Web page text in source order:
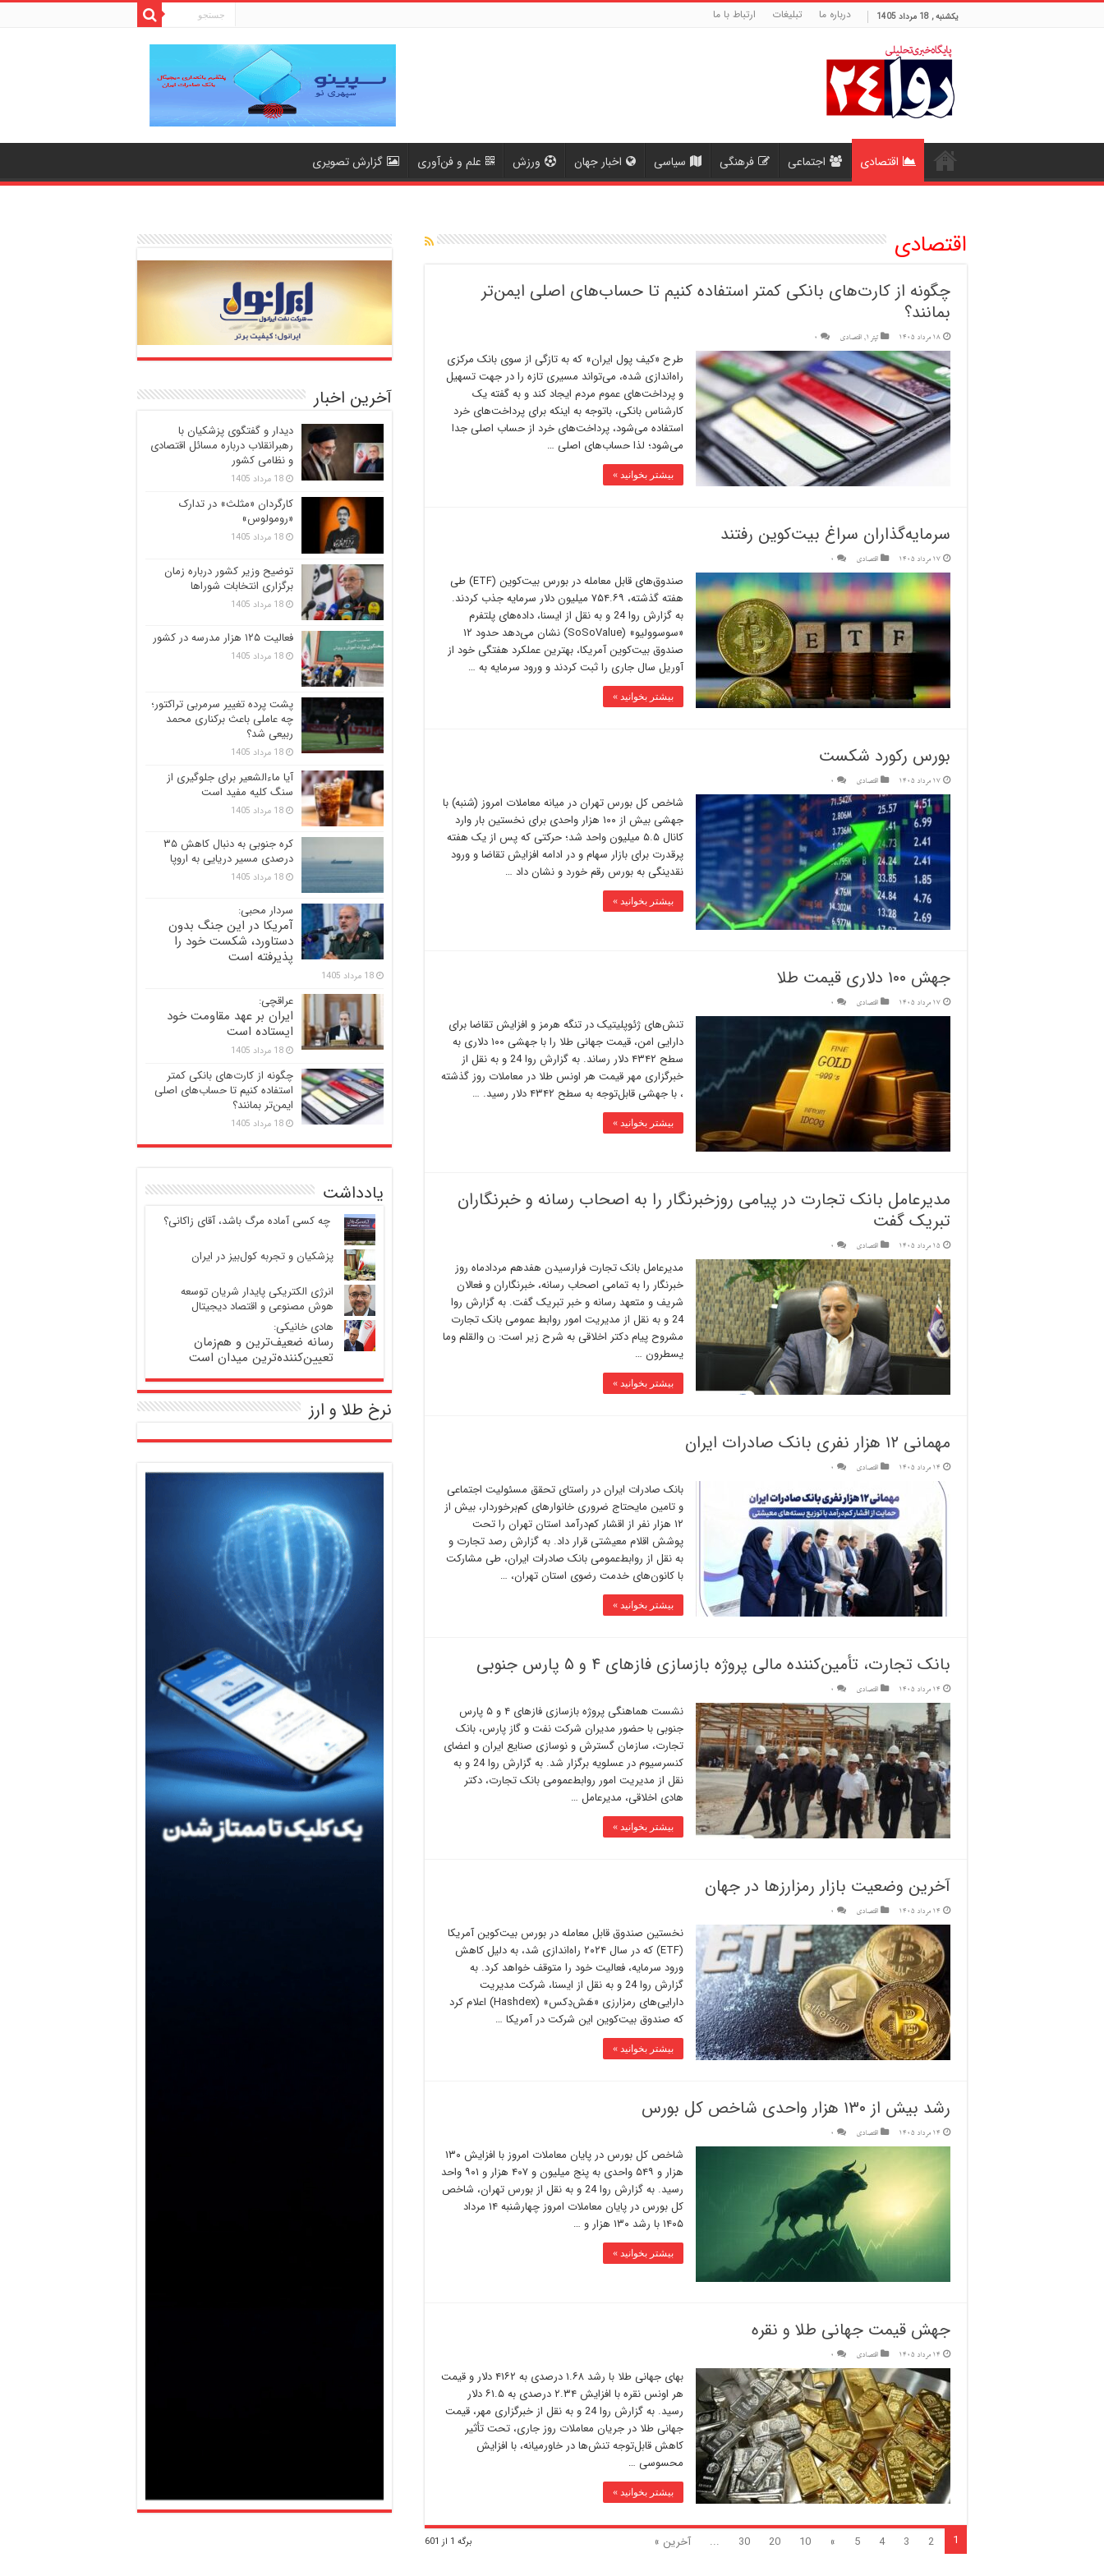
یکشنبه , 18 مرداد 1405 درباره ما تبلیغات ارتباط با ما
اقتصادی اجتماعی فرهنگی سیاسی اخبار جهان ورزش علم و فن‌آوری گزارش تصویری
اقتصادی
چگونه از کارت‌های بانکی کمتر استفاده کنیم تا حساب‌های اصلی ایمن‌تر
بمانند؟
18 مرداد 1405 تیتر1 , اقتصادی 0
طرح «کیف پول ایران» که به تازگی از سوی بانک مرکزی
راه‌اندازی شده، می‌تواند مسیری تازه را در جهت تسهیل
و پرداخت‌های عموم مردم ایجاد کند و به گفته یک
کارشناس بانکی، باتوجه به اینکه برای پرداخت‌های خرد
استفاده می‌شود، پرداخت‌های خرد از حساب اصلی جدا
می‌شود؛ لذا حساب‌های اصلی …
بیشتر بخوانید »
سرمایه‌گذاران سراغ بیت‌کوین رفتند
17 مرداد 1405 اقتصادی 0
صندوق‌های قابل معامله در بورس بیت‌کوین (ETF) طی
هفته گذشته، ۷۵۴.۶۹ میلیون دلار سرمایه جذب کردند.
به گزارش روا 24 و به نقل از ایسنا، داده‌های پلتفرم
«سوسوولیو» (SoSoValue) نشان می‌دهد حدود ۱۲
صندوق بیت‌کوین آمریکا، بهترین عملکرد هفتگی خود از
آوریل سال جاری را ثبت کردند و ورود سرمایه به …
بیشتر بخوانید »
بورس رکورد شکست
17 مرداد 1405 اقتصادی 0
شاخص کل بورس تهران در میانه معاملات امروز (شنبه) با
جهشی بیش از ۱۰۰ هزار واحدی برای نخستین ‌بار وارد
کانال ۵.۵ میلیون واحد شد؛ حرکتی که پس از یک هفته
پرقدرت برای بازار سهام و در ادامه افزایش تقاضا و ورود
نقدینگی به بورس رقم خورد و نشان داد …
بیشتر بخوانید »
جهش ۱۰۰ دلاری قیمت طلا
17 مرداد 1405 اقتصادی 0
تنش‌های ژئوپلیتیک در تنگه هرمز و افزایش تقاضا برای
دارایی امن، قیمت جهانی طلا را با جهشی ۱۰۰ دلاری به
سطح ۴۳۴۲ دلار رساند. به گزارش روا 24 و به نقل از
خبرگزاری مهر قیمت هر اونس طلا در معاملات روز گذشته
، با جهشی قابل‌توجه به سطح ۴۳۴۲ دلار رسید. …
بیشتر بخوانید »
مدیرعامل بانک تجارت در پیامی روزخبرنگار را به اصحاب رسانه و خبرنگاران
تبریک گفت
15 مرداد 1405 اقتصادی 0
مدیرعامل بانک تجارت فرارسیدن هفدهم مردادماه روز
خبرنگار را به تمامی اصحاب رسانه، خبرنگاران و فعالان
شریف و متعهد رسانه و خبر تبریک گفت. به گزارش روا
24 و به نقل از مدیریت امور روابط عمومی بانک تجارت
مشروح پیام دکتر اخلاقی به شرح زیر است: ن والقلم وما
یسطرون …
بیشتر بخوانید »
مهمانی ۱۲ هزار نفری بانک صادرات ایران
14 مرداد 1405 اقتصادی 0
بانک صادرات ایران در راستای تحقق مسئولیت اجتماعی
و تامین مایحتاج ضروری خانوارهای کم‌برخوردار، بیش از
۱۲ هزار نفر از اقشار کم‌درآمد استان تهران را تحت
پوشش اقلام معیشتی قرار داد. به گزارش رصد تجارت و
به نقل از روابط‌عمومی بانک صادرات ایران، طی مشارکت
با کانون‌های خدمت رضوی استان تهران، …
بیشتر بخوانید »
بانک تجارت، تأمین‌کننده مالی پروژه بازسازی فازهای ۴ و ۵ پارس جنوبی
14 مرداد 1405 اقتصادی 0
نشست هماهنگی پروژه بازسازی فازهای ۴ و ۵ پارس
جنوبی با حضور مدیران شرکت نفت و گاز پارس، بانک
تجارت، سازمان گسترش و نوسازی صنایع ایران و اعضای
کنسرسیوم در عسلویه برگزار شد. به گزارش روا 24 و به
نقل از مدیریت امور روابط‌عمومی بانک تجارت، دکتر
هادی اخلاقی، مدیرعامل …
بیشتر بخوانید »
آخرین وضعیت بازار رمزارزها در جهان
14 مرداد 1405 اقتصادی 0
نخستین صندوق قابل معامله در بورس بیت‌کوین آمریکا
(ETF) که در سال ۲۰۲۴ راه‌اندازی شد، به دلیل کاهش
ورود سرمایه، فعالیت خود را متوقف خواهد کرد. به
گزارش روا 24 و به نقل از ایسنا، شرکت مدیریت
دارایی‌های رمزارزی «هَش‌دِکس» (Hashdex) اعلام کرد
که صندوق بیت‌کوین این شرکت در آمریکا …
بیشتر بخوانید »
رشد بیش از ۱۳۰ هزار واحدی شاخص کل بورس
14 مرداد 1405 اقتصادی 0
شاخص کل بورس در پایان معاملات امروز با افزایش ۱۳۰
هزار و ۵۴۹ واحدی به پنج میلیون و ۴۰۷ هزار و ۹۰۱ واحد
رسید. به گزارش روا 24 و به نقل از بورس تهران، شاخص
کل بورس در پایان معاملات امروز چهارشنبه ۱۴ مرداد
۱۴۰۵ با رشد ۱۳۰ هزار و …
بیشتر بخوانید »
جهش قیمت جهانی طلا و نقره
14 مرداد 1405 اقتصادی 0
بهای جهانی طلا با رشد ۱.۶۸ درصدی به ۴۱۶۲ دلار و قیمت
هر اونس نقره با افزایش ۲.۳۴ درصدی به ۶۱.۵ دلار
رسید. به گزارش روا 24 و به نقل از خبرگزاری مهر، قیمت
جهانی طلا در جریان معاملات روز جاری، تحت تأثیر
کاهش قابل‌توجه تنش‌ها در خاورمیانه، با افزایش
محسوسی …
بیشتر بخوانید »
برگه 1 از 601 1
2
3
4
5
»
10
20
30
... آخرین »
آخرین اخبار
دیدار و گفتگوی پزشکیان با
رهبرانقلاب درباره مسائل اقتصادی
و نظامی کشور
18 مرداد 1405
کارگردان «مثلث» در تدارک
«رومولوس»
18 مرداد 1405
توضیح وزیر کشور درباره زمان
برگزاری انتخابات شوراها
18 مرداد 1405
فعالیت ۱۲۵ هزار مدرسه در کشور
18 مرداد 1405
پشت پرده تغییر سرمربی تراکتور؛
چه عاملی باعث برکناری محمد
ربیعی شد؟
18 مرداد 1405
آیا ماءالشعیر برای جلوگیری از
سنگ کلیه مفید است
18 مرداد 1405
کره جنوبی به دنبال کاهش ۳۵
درصدی مسیر دریایی به اروپا
18 مرداد 1405
سردار محبی:
آمریکا در این جنگ بدون
دستاورد، شکست خود را
پذیرفته است
18 مرداد 1405
عراقچی:
ایران بر عهد مقاومت خود
ایستاده است
18 مرداد 1405
چگونه از کارت‌های بانکی کمتر
استفاده کنیم تا حساب‌های اصلی
ایمن‌تر بمانند؟
18 مرداد 1405
یادداشت
‍ چه کسی آماده مرگ باشد، آقای زاکانی؟
پزشکیان و تجربه کول‌بیز در ایران
انرژی الکتریکی پایدار شریان توسعه
هوش مصنوعی و اقتصاد دیجیتال
هادی خانیکی:
رسانه ضعیف‌ترین و هم‌زمان
تعیین‌کننده‌ترین میدان است
نرخ طلا و ارز